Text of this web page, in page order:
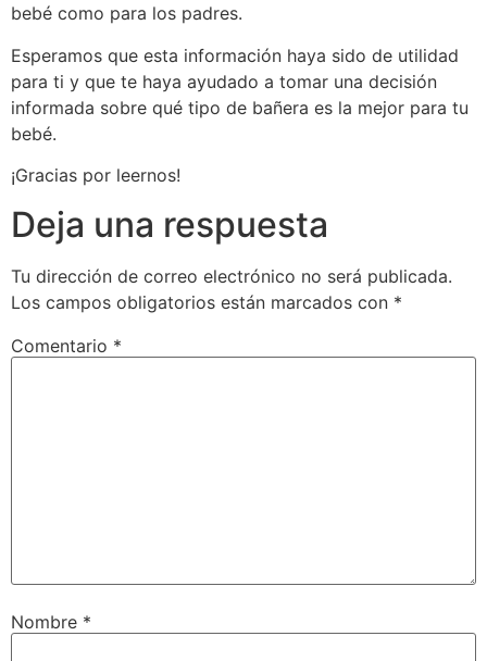
bebé como para los padres.
Esperamos que esta información haya sido de utilidad
para ti y que te haya ayudado a tomar una decisión
informada sobre qué tipo de bañera es la mejor para tu
bebé.
¡Gracias por leernos!
Deja una respuesta
Tu dirección de correo electrónico no será publicada.
Los campos obligatorios están marcados con *
Comentario *
Nombre *